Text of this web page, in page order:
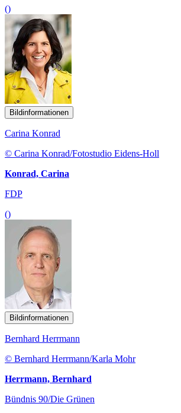
()
Bildinformationen
Carina Konrad
© Carina Konrad/Fotostudio Eidens-Holl
Konrad, Carina
FDP
()
Bildinformationen
Bernhard Herrmann
© Bernhard Herrmann/Karla Mohr
Herrmann, Bernhard
Bündnis 90/Die Grünen